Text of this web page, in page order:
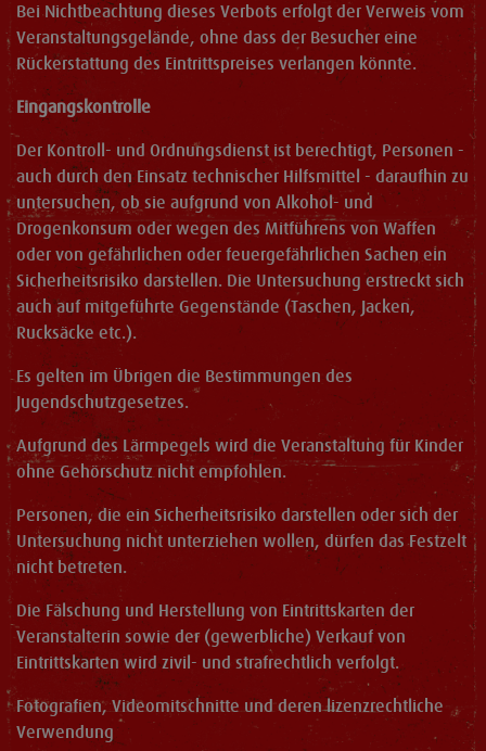
Bei Nichtbeachtung dieses Verbots erfolgt der Verweis vom
Veranstaltungsgelände, ohne dass der Besucher eine
Rückerstattung des Eintrittspreises verlangen könnte.
Eingangskontrolle
Der Kontroll- und Ordnungsdienst ist berechtigt, Personen -
auch durch den Einsatz technischer Hilfsmittel - daraufhin zu
untersuchen, ob sie aufgrund von Alkohol- und
Drogenkonsum oder wegen des Mitführens von Waffen
oder von gefährlichen oder feuergefährlichen Sachen ein
Sicherheitsrisiko darstellen. Die Untersuchung erstreckt sich
auch auf mitgeführte Gegenstände (Taschen, Jacken,
Rucksäcke etc.).
Es gelten im Übrigen die Bestimmungen des
Jugendschutzgesetzes.
Aufgrund des Lärmpegels wird die Veranstaltung für Kinder
ohne Gehörschutz nicht empfohlen.
Personen, die ein Sicherheitsrisiko darstellen oder sich der
Untersuchung nicht unterziehen wollen, dürfen das Festzelt
nicht betreten.
Die Fälschung und Herstellung von Eintrittskarten der
Veranstalterin sowie der (gewerbliche) Verkauf von
Eintrittskarten wird zivil- und strafrechtlich verfolgt.
Fotografien, Videomitschnitte und deren lizenzrechtliche
Verwendung